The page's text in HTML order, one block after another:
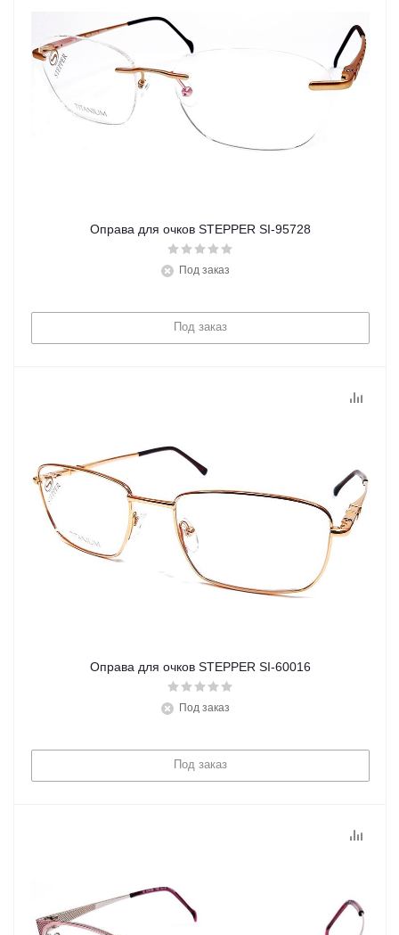
Оправа для очков STEPPER SI-95728
Под заказ
Под заказ
Оправа для очков STEPPER SI-60016
Под заказ
Под заказ